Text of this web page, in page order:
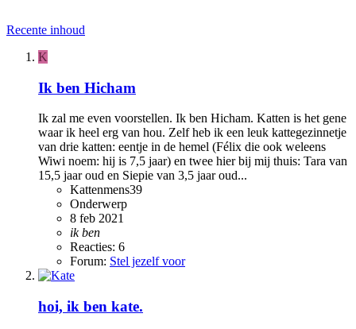
Recente inhoud
K
Ik ben Hicham
Ik zal me even voorstellen. Ik ben Hicham. Katten is het gene
waar ik heel erg van hou. Zelf heb ik een leuk kattegezinnetje
van drie katten: eentje in de hemel (Félix die ook weleens
Wiwi noem: hij is 7,5 jaar) en twee hier bij mij thuis: Tara van
15,5 jaar oud en Siepie van 3,5 jaar oud...
Kattenmens39
Onderwerp
8 feb 2021
ik ben
Reacties: 6
Forum: Stel jezelf voor
hoi, ik ben kate.